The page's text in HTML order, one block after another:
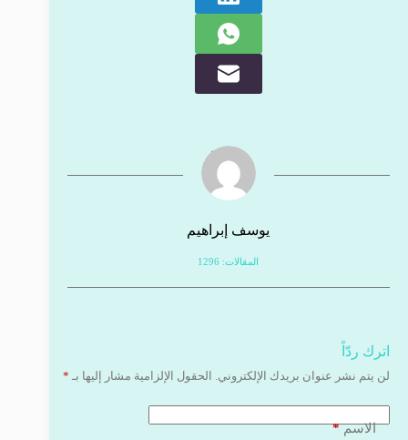
يوسف إبراهيم
المقالات: 1296
اترك ردّاً
لن يتم نشر عنوان بريدك الإلكتروني. الحقول الإلزامية مشار إليها بـ *
الاسم*